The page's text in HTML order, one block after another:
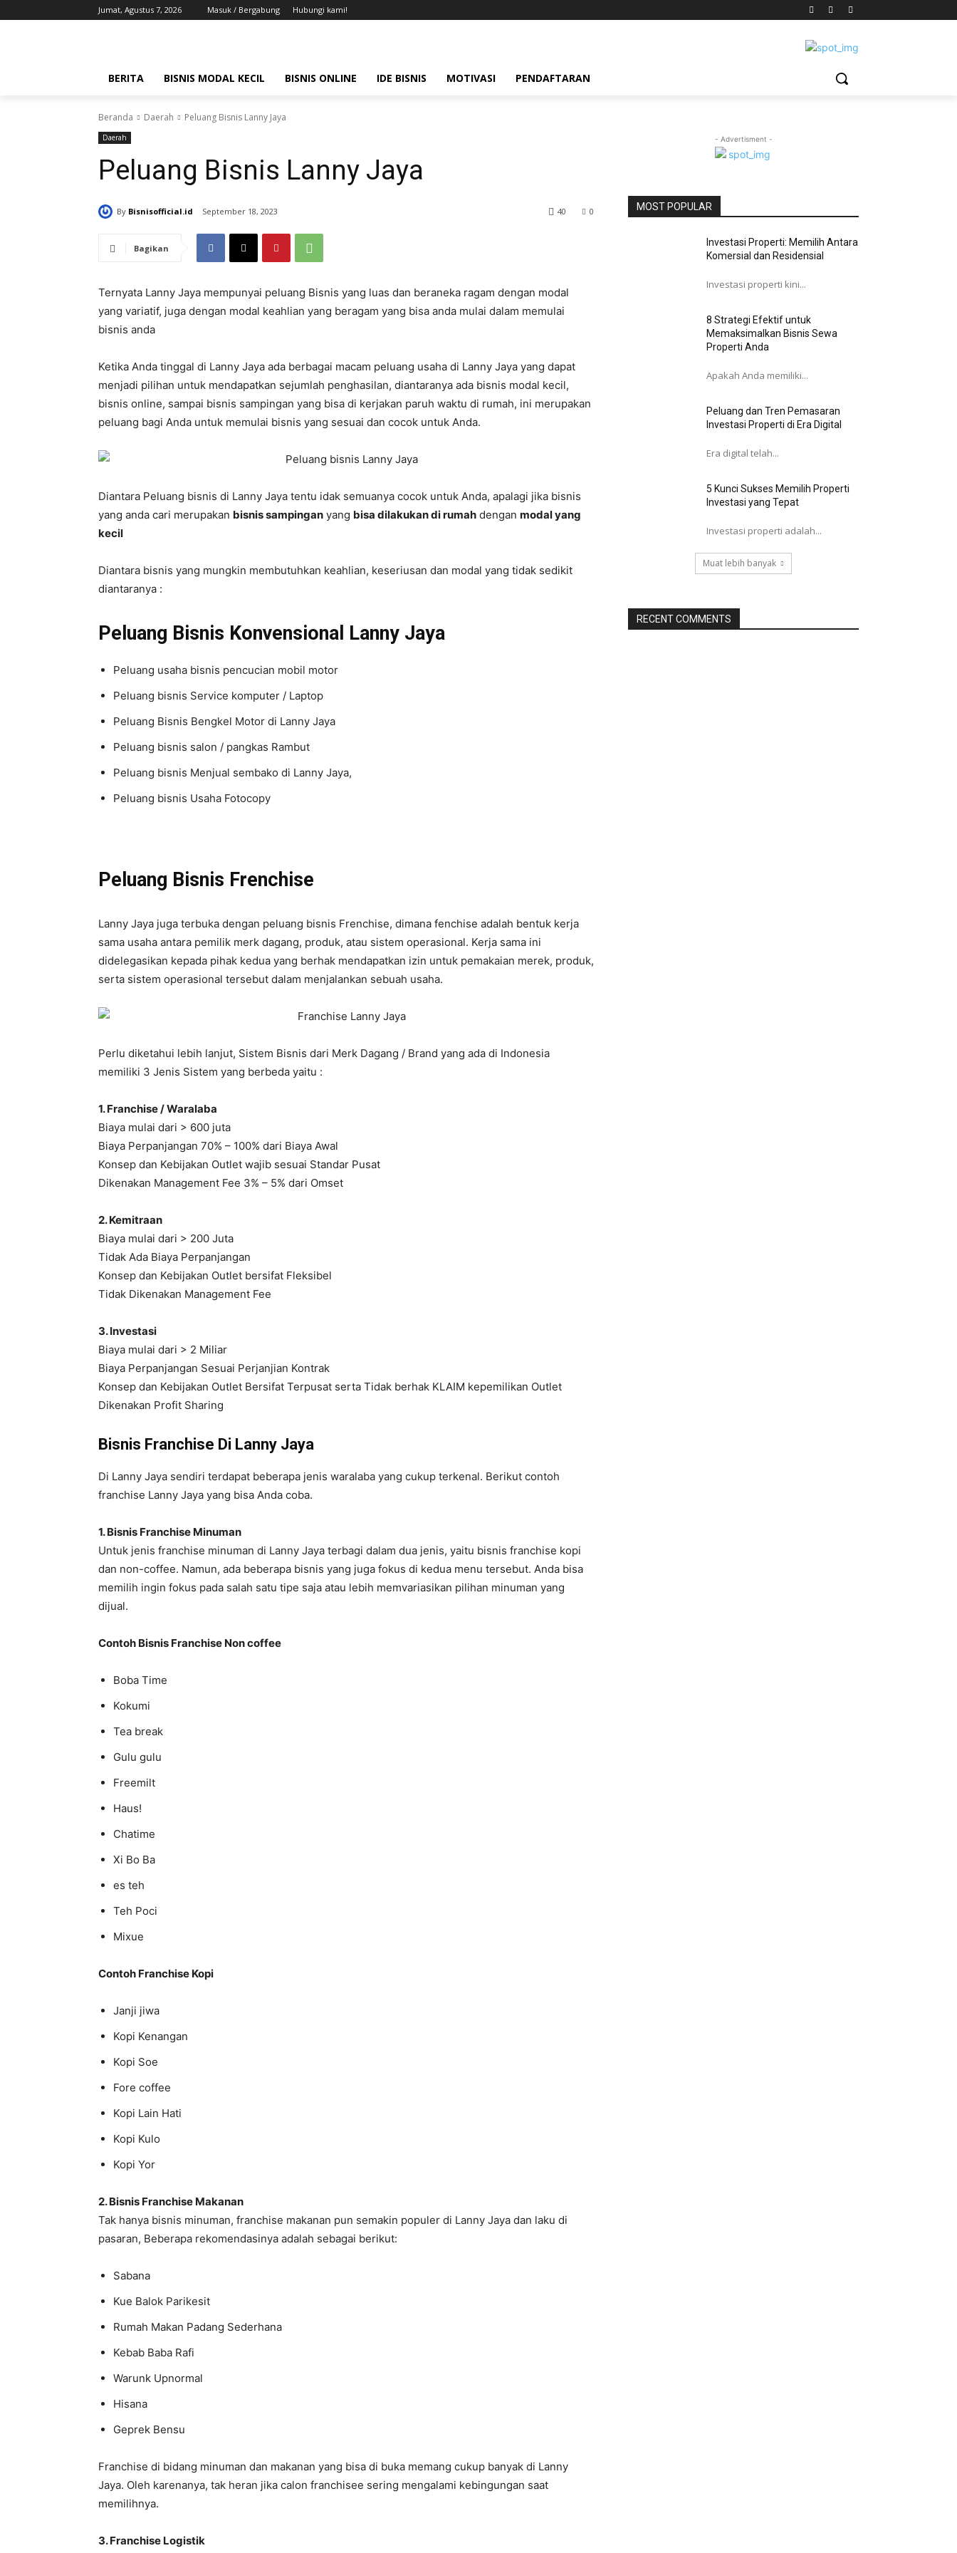
Jumat, Agustus 7, 2026 Masuk / Bergabung Hubungi kami!
BERITA BISNIS MODAL KECIL BISNIS ONLINE IDE BISNIS MOTIVASI PENDAFTARAN
Beranda Daerah Peluang Bisnis Lanny Jaya
Daerah
Peluang Bisnis Lanny Jaya
By Bisnisofficial.id September 18, 2023 0
40
Bagikan
Ternyata Lanny Jaya mempunyai peluang Bisnis yang luas dan beraneka ragam dengan modal
yang variatif, juga dengan modal keahlian yang beragam yang bisa anda mulai dalam memulai
bisnis anda
Ketika Anda tinggal di Lanny Jaya ada berbagai macam peluang usaha di Lanny Jaya yang dapat
menjadi pilihan untuk mendapatkan sejumlah penghasilan, diantaranya ada bisnis modal kecil,
bisnis online, sampai bisnis sampingan yang bisa di kerjakan paruh waktu di rumah, ini merupakan
peluang bagi Anda untuk memulai bisnis yang sesuai dan cocok untuk Anda.
Diantara Peluang bisnis di Lanny Jaya tentu idak semuanya cocok untuk Anda, apalagi jika bisnis
yang anda cari merupakan bisnis sampingan yang bisa dilakukan di rumah dengan modal yang
kecil
Diantara bisnis yang mungkin membutuhkan keahlian, keseriusan dan modal yang tidak sedikit
diantaranya :
Peluang Bisnis Konvensional Lanny Jaya
Peluang usaha bisnis pencucian mobil motor
Peluang bisnis Service komputer / Laptop
Peluang Bisnis Bengkel Motor di Lanny Jaya
Peluang bisnis salon / pangkas Rambut
Peluang bisnis Menjual sembako di Lanny Jaya,
Peluang bisnis Usaha Fotocopy
Peluang Bisnis Frenchise
Lanny Jaya juga terbuka dengan peluang bisnis Frenchise, dimana fenchise adalah bentuk kerja
sama usaha antara pemilik merk dagang, produk, atau sistem operasional. Kerja sama ini
didelegasikan kepada pihak kedua yang berhak mendapatkan izin untuk pemakaian merek, produk,
serta sistem operasional tersebut dalam menjalankan sebuah usaha.
Perlu diketahui lebih lanjut, Sistem Bisnis dari Merk Dagang / Brand yang ada di Indonesia
memiliki 3 Jenis Sistem yang berbeda yaitu :
1. Franchise / Waralaba
Biaya mulai dari > 600 juta
Biaya Perpanjangan 70% – 100% dari Biaya Awal
Konsep dan Kebijakan Outlet wajib sesuai Standar Pusat
Dikenakan Management Fee 3% – 5% dari Omset
2. Kemitraan
Biaya mulai dari > 200 Juta
Tidak Ada Biaya Perpanjangan
Konsep dan Kebijakan Outlet bersifat Fleksibel
Tidak Dikenakan Management Fee
3. Investasi
Biaya mulai dari > 2 Miliar
Biaya Perpanjangan Sesuai Perjanjian Kontrak
Konsep dan Kebijakan Outlet Bersifat Terpusat serta Tidak berhak KLAIM kepemilikan Outlet
Dikenakan Profit Sharing
Bisnis Franchise Di Lanny Jaya
Di Lanny Jaya sendiri terdapat beberapa jenis waralaba yang cukup terkenal. Berikut contoh
franchise Lanny Jaya yang bisa Anda coba.
1. Bisnis Franchise Minuman
Untuk jenis franchise minuman di Lanny Jaya terbagi dalam dua jenis, yaitu bisnis franchise kopi
dan non-coffee. Namun, ada beberapa bisnis yang juga fokus di kedua menu tersebut. Anda bisa
memilih ingin fokus pada salah satu tipe saja atau lebih memvariasikan pilihan minuman yang
dijual.
Contoh Bisnis Franchise Non coffee
Boba Time
Kokumi
Tea break
Gulu gulu
Freemilt
Haus!
Chatime
Xi Bo Ba
es teh
Teh Poci
Mixue
Contoh Franchise Kopi
Janji jiwa
Kopi Kenangan
Kopi Soe
Fore coffee
Kopi Lain Hati
Kopi Kulo
Kopi Yor
2. Bisnis Franchise Makanan
Tak hanya bisnis minuman, franchise makanan pun semakin populer di Lanny Jaya dan laku di
pasaran, Beberapa rekomendasinya adalah sebagai berikut:
Sabana
Kue Balok Parikesit
Rumah Makan Padang Sederhana
Kebab Baba Rafi
Warunk Upnormal
Hisana
Geprek Bensu
Franchise di bidang minuman dan makanan yang bisa di buka memang cukup banyak di Lanny
Jaya. Oleh karenanya, tak heran jika calon franchisee sering mengalami kebingungan saat
memilihnya.
3. Franchise Logistik
- Advertisment -
MOST POPULAR
Investasi Properti: Memilih Antara
Komersial dan Residensial
Investasi properti kini...
8 Strategi Efektif untuk
Memaksimalkan Bisnis Sewa
Properti Anda
Apakah Anda memiliki...
Peluang dan Tren Pemasaran
Investasi Properti di Era Digital
Era digital telah...
5 Kunci Sukses Memilih Properti
Investasi yang Tepat
Investasi properti adalah...
Muat lebih banyak
RECENT COMMENTS